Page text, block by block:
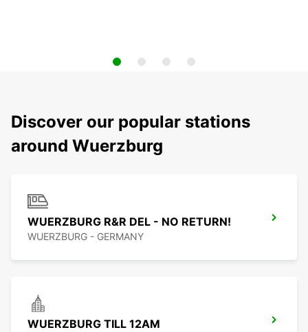
Discover our popular stations
around Wuerzburg
WUERZBURG R&R DEL - NO RETURN!
WUERZBURG - GERMANY
WUERZBURG TILL 12AM